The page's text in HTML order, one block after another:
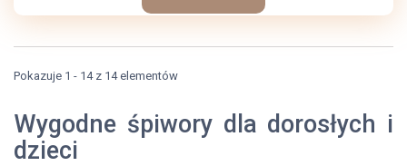
Pokazuje 1 - 14 z 14 elementów
Wygodne śpiwory dla dorosłych i
dzieci